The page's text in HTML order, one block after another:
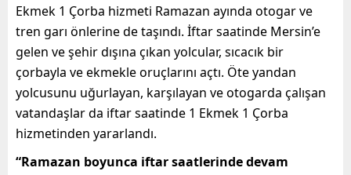
Ekmek 1 Çorba hizmeti Ramazan ayında otogar ve
tren garı önlerine de taşındı. İftar saatinde Mersin’e
gelen ve şehir dışına çıkan yolcular, sıcacık bir
çorbayla ve ekmekle oruçlarını açtı. Öte yandan
yolcusunu uğurlayan, karşılayan ve otogarda çalışan
vatandaşlar da iftar saatinde 1 Ekmek 1 Çorba
hizmetinden yararlandı.
“Ramazan boyunca iftar saatlerinde devam